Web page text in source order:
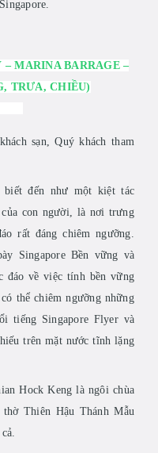
– MARINA BARRAGE –
, TRƯA, CHIỀU)
sạn, Quý khách tham
đến như một kiệt tác
con người, là nơi trưng
rất đáng chiêm ngưỡng.
Singapore Bền vững và
đáo về việc tính bền vững
thể chiêm ngưỡng những
tiếng Singapore Flyer và
trên mặt nước tĩnh lặng
Hock Keng là ngôi chùa
Thiên Hậu Thánh Mẫu